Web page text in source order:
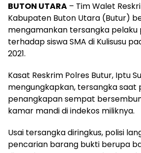
BUTON UTARA – Tim Walet
Kabupaten Buton Utara (Butur)
mengamankan tersangka
terhadap siswa SMA di Kulisusu
2021.
Kasat Reskrim Polres Butur, Iptu
mengungkapkan, tersangka saat
penangkapan sempat
kamar mandi di indekos miliknya.
Usai tersangka diringkus, polisi
pencarian barang bukti berupa